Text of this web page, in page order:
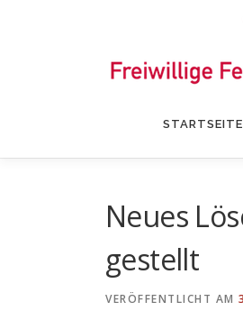
STARTSEITE
Neues
gestellt
VERÖFFENTLICHT AM